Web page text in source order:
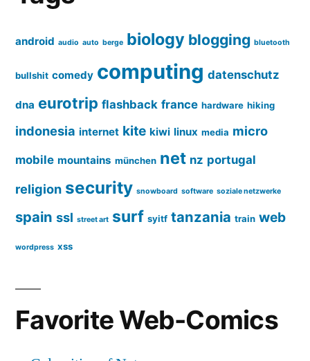
android audio auto berge biology blogging bluetooth
bullshit comedy computing datenschutz
dna eurotrip flashback france hardware hiking
indonesia internet kite kiwi linux media micro
mobile mountains münchen net nz portugal
religion security snowboard software soziale netzwerke
spain ssl street art surf syitf tanzania train web
wordpress xss
Favorite Web-Comics